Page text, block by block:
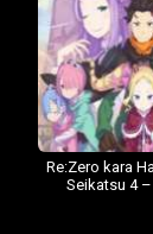
Re:Zero kara
Seikatsu 4